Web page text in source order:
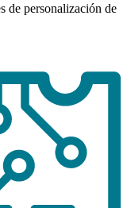
de personalización de